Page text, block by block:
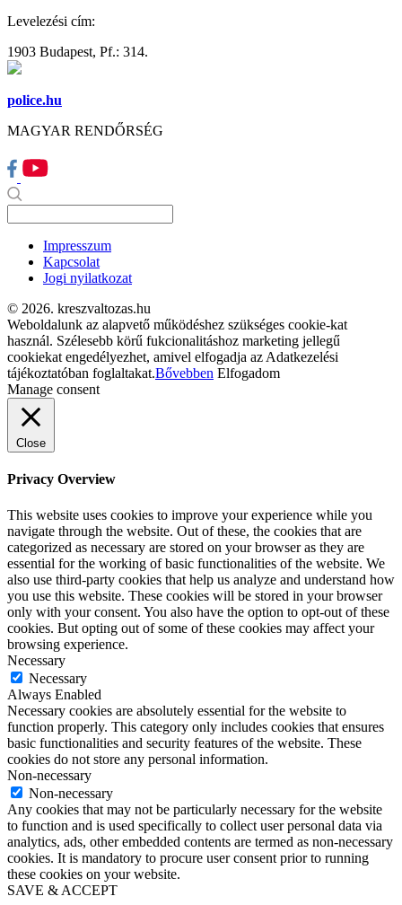
Levelezési cím:
1903 Budapest, Pf.: 314.
police.hu
MAGYAR RENDŐRSÉG
Impresszum
Kapcsolat
Jogi nyilatkozat
© 2026. kreszvaltozas.hu
Weboldalunk az alapvető működéshez szükséges cookie-kat
használ. Szélesebb körű fukcionalitáshoz marketing jellegű
cookiekat engedélyezhet, amivel elfogadja az Adatkezelési
tájékoztatóban foglaltakat.Bővebben Elfogadom
Manage consent
Close
Privacy Overview
This website uses cookies to improve your experience while you
navigate through the website. Out of these, the cookies that are
categorized as necessary are stored on your browser as they are
essential for the working of basic functionalities of the website. We
also use third-party cookies that help us analyze and understand how
you use this website. These cookies will be stored in your browser
only with your consent. You also have the option to opt-out of these
cookies. But opting out of some of these cookies may affect your
browsing experience.
Necessary
Necessary
Always Enabled
Necessary cookies are absolutely essential for the website to
function properly. This category only includes cookies that ensures
basic functionalities and security features of the website. These
cookies do not store any personal information.
Non-necessary
Non-necessary
Any cookies that may not be particularly necessary for the website
to function and is used specifically to collect user personal data via
analytics, ads, other embedded contents are termed as non-necessary
cookies. It is mandatory to procure user consent prior to running
these cookies on your website.
SAVE & ACCEPT